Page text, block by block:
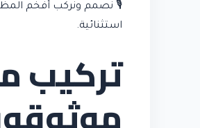
🎙️ نصمم ونركب أفخم
استثنائية.
تركيب